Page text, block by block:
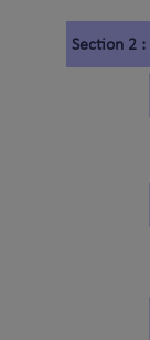
Section 2 :